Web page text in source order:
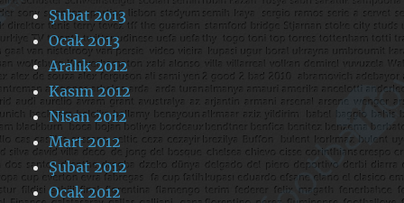
Şubat 2013
Ocak 2013
Aralık 2012
Kasım 2012
Nisan 2012
Mart 2012
Şubat 2012
Ocak 2012